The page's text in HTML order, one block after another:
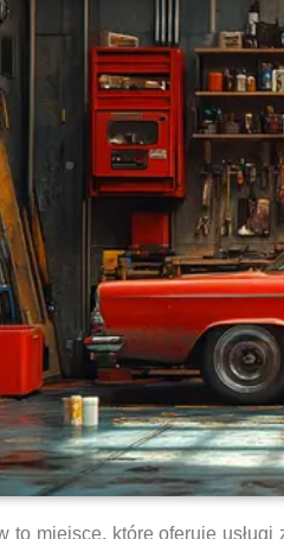
to miejsce, które oferuje